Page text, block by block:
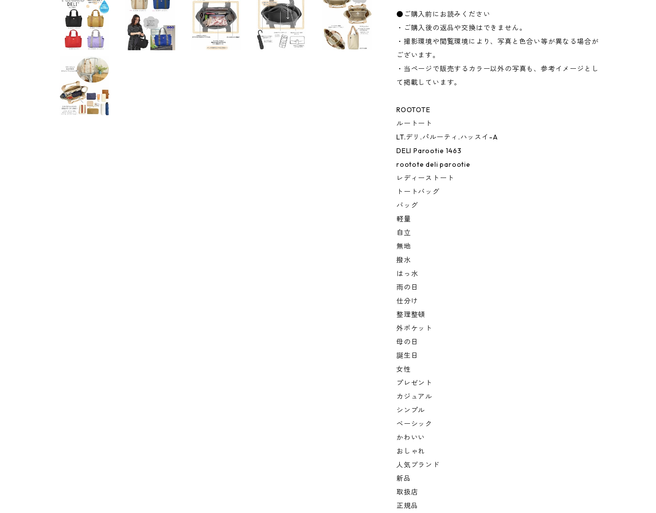
●ご購入前にお読みください
・ご購入後の返品や交換はできません。
・撮影環境や閲覧環境により、写真と色合い等が異なる場合が
ございます。
・当ページで販売するカラー以外の写真も、参考イメージとし
て掲載しています。
ROOTOTE
ルートート
LT.デリ.パルーティ.ハッスイ-A
DELI Parootie 1463
rootote deli parootie
レディーストート
トートバッグ
バッグ
軽量
自立
無地
撥水
はっ水
雨の日
仕分け
整理整頓
外ポケット
母の日
誕生日
女性
プレゼント
カジュアル
シンプル
ベーシック
かわいい
おしゃれ
人気ブランド
新品
取扱店
正規品